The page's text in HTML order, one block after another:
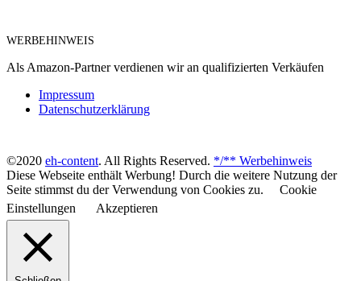
WERBEHINWEIS
Als Amazon-Partner verdienen wir an qualifizierten Verkäufen
Impressum
Datenschutzerklärung
©2020 eh-content. All Rights Reserved. */** Werbehinweis
Diese Webseite enthält Werbung! Durch die weitere Nutzung der
Seite stimmst du der Verwendung von Cookies zu.
Cookie
Einstellungen
Akzeptieren